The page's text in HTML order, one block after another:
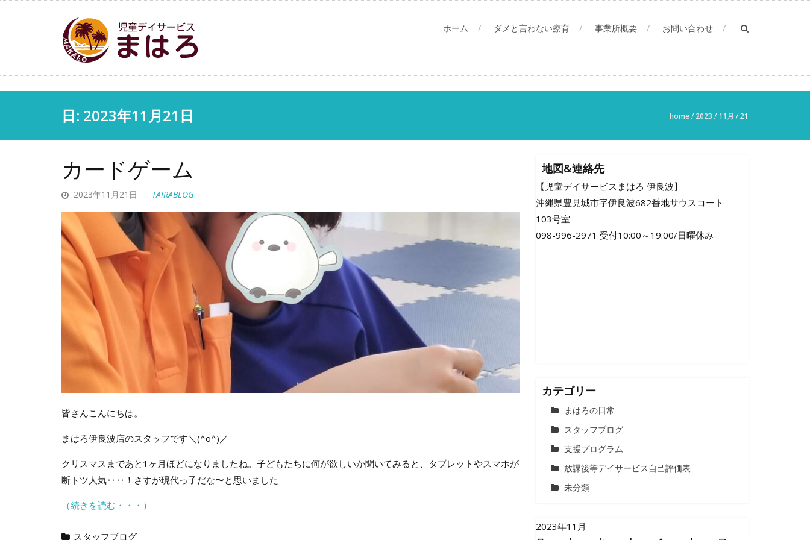
ホーム ダメと言わない療育 事業所概要 お問い合わせ
日: 2023年11月21日 home/ 2023 / 11月 /21
カードゲーム
2023年11月21日 TAIRABLOG
皆さんこんにちは。
まはろ伊良波店のスタッフです＼(^o^)／
クリスマスまであと1ヶ月ほどになりましたね。子どもたちに何が欲しいか聞いてみると、タブレットやスマホが
断トツ人気‥‥！さすが現代っ子だな〜と思いました
（続きを読む・・・）
スタッフブログ
地図&連絡先
【児童デイサービスまはろ 伊良波】
沖縄県豊見城市字伊良波682番地サウスコート
103号室
098-996-2971 受付10:00～19:00/日曜休み
カテゴリー
まはろの日常
スタッフブログ
支援プログラム
放課後等デイサービス自己評価表
未分類
2023年11月